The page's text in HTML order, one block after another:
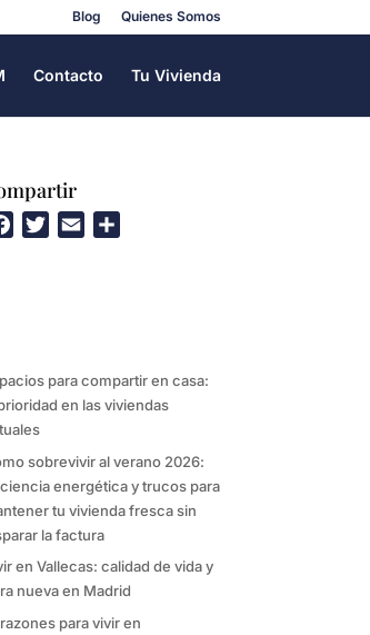
Blog Quienes Somos
Contacto Tu Vivienda
o
k
r
t
i
para compartir en casa:
en las viviendas
sobrevivir al verano 2026:
energética y trucos para
tu vivienda fresca sin
la factura
en Vallecas: calidad de vida y
nueva en Madrid
para vivir en